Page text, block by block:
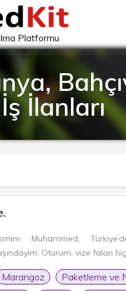
Platformu
İş İlanları
Muhammed,
Oturum, vize falan
Marangoz
Paketleme ve